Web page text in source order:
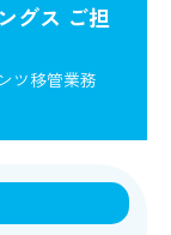
グス ご担
ツ移管業務